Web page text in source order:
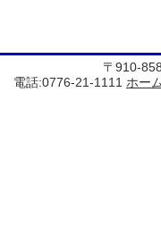
〒910-
電話:0776-21-1111 ホー